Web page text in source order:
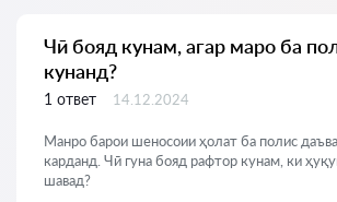
Чӣ бояд кунам, агар маро ба
кунанд?
1 ответ 14.12.2024
Манро барои шеносоии ҳолат ба полис
карданд. Чӣ гуна бояд рафтор кунам, ки
шавад?